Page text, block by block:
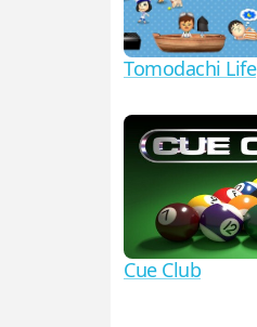
Tomodachi Life
Cue Club